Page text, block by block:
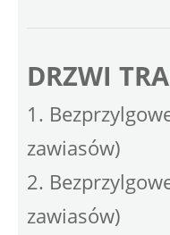
DRZWI
1.
zawiasów)
2.
zawiasów)